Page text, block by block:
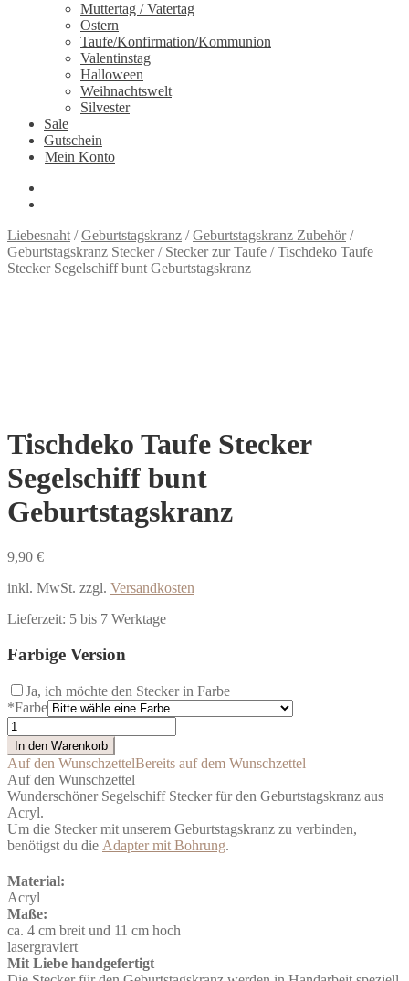
Muttertag / Vatertag
Ostern
Taufe/Konfirmation/Kommunion
Valentinstag
Halloween
Weihnachtswelt
Silvester
Sale
Gutschein
Mein Konto
Liebesnaht /Geburtstagskranz /Geburtstagskranz Zubehör/
Geburtstagskranz Stecker/ Stecker zur Taufe /Tischdeko Taufe
Stecker Segelschiff bunt Geburtstagskranz
Tischdeko Taufe Stecker
Segelschiff bunt
Geburtstagskranz
9,90 €
inkl. MwSt. zzgl. Versandkosten
Lieferzeit: 5 bis 7 Werktage
Farbige Version
Ja, ich möchte den Stecker in Farbe
*Farbe
Tischdeko
Taufe
Stecker
Segelschiff
bunt
Geburtstagskranz
Menge
In den Warenkorb
Auf den WunschzettelBereits auf dem Wunschzettel
Auf den Wunschzettel
Wunderschöner Segelschiff Stecker für den Geburtstagskranz aus
Acryl.
Um die Stecker mit unserem Geburtstagskranz zu verbinden,
benötigst du die Adapter mit Bohrung.
Material:
Acryl
Maße:
ca. 4 cm breit und 11 cm hoch
lasergraviert
Mit Liebe handgefertigt